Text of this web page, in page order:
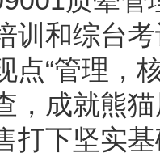
训和综台
点“管理，
，成就熊
打下坚实